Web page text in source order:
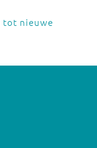
tot nieuwe